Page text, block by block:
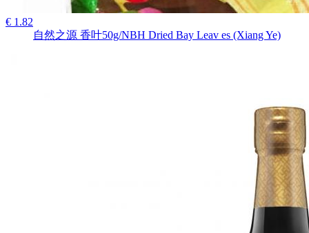
€ 1.82
自然之源 香叶50g/NBH Dried Bay Leav es (Xiang Ye)